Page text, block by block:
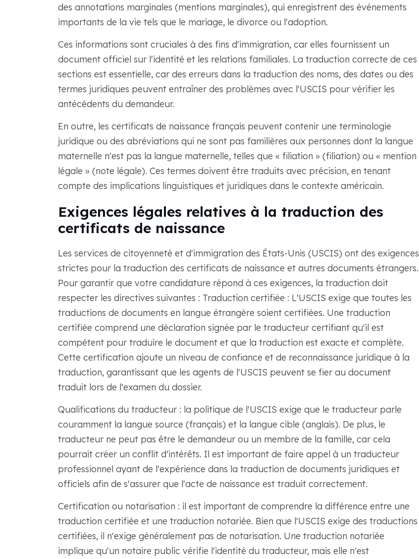
des annotations marginales (mentions marginales), qui enregistrent des événements
importants de la vie tels que le mariage, le divorce ou l'adoption.
Ces informations sont cruciales à des fins d'immigration, car elles fournissent un
document officiel sur l'identité et les relations familiales. La traduction correcte de ces
sections est essentielle, car des erreurs dans la traduction des noms, des dates ou des
termes juridiques peuvent entraîner des problèmes avec l'USCIS pour vérifier les
antécédents du demandeur.
En outre, les certificats de naissance français peuvent contenir une terminologie
juridique ou des abréviations qui ne sont pas familières aux personnes dont la langue
maternelle n'est pas la langue maternelle, telles que « filiation » (filiation) ou « mention
légale » (note légale). Ces termes doivent être traduits avec précision, en tenant
compte des implications linguistiques et juridiques dans le contexte américain.
Exigences légales relatives à la traduction des
certificats de naissance
Les services de citoyenneté et d'immigration des États-Unis (USCIS) ont des exigences
strictes pour la traduction des certificats de naissance et autres documents étrangers.
Pour garantir que votre candidature répond à ces exigences, la traduction doit
respecter les directives suivantes : Traduction certifiée : L'USCIS exige que toutes les
traductions de documents en langue étrangère soient certifiées. Une traduction
certifiée comprend une déclaration signée par le traducteur certifiant qu'il est
compétent pour traduire le document et que la traduction est exacte et complète.
Cette certification ajoute un niveau de confiance et de reconnaissance juridique à la
traduction, garantissant que les agents de l'USCIS peuvent se fier au document
traduit lors de l'examen du dossier.
Qualifications du traducteur : la politique de l'USCIS exige que le traducteur parle
couramment la langue source (français) et la langue cible (anglais). De plus, le
traducteur ne peut pas être le demandeur ou un membre de la famille, car cela
pourrait créer un conflit d'intérêts. Il est important de faire appel à un traducteur
professionnel ayant de l'expérience dans la traduction de documents juridiques et
officiels afin de s'assurer que l'acte de naissance est traduit correctement.
Certification ou notarisation : il est important de comprendre la différence entre une
traduction certifiée et une traduction notariée. Bien que l'USCIS exige des traductions
certifiées, il n'exige généralement pas de notarisation. Une traduction notariée
implique qu'un notaire public vérifie l'identité du traducteur, mais elle n'est